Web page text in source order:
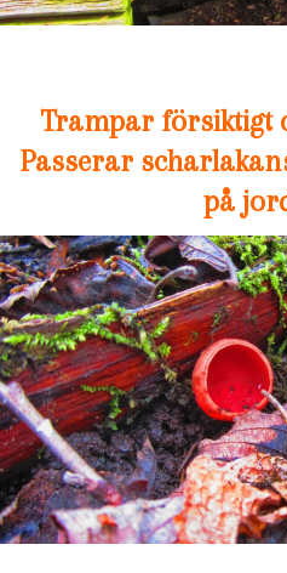
Trampar försiktigt
Passerar
på